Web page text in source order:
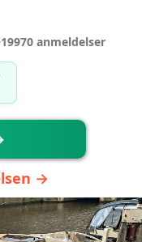
anmeldelser
→